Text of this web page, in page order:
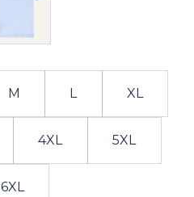
M L XL
4XL 5XL
6XL